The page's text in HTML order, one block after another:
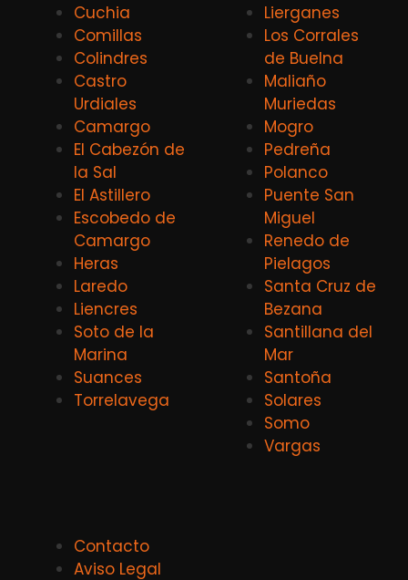
Cuchia
Comillas
Colindres
Castro
Urdiales
Camargo
El Cabezón de
la Sal
El Astillero
Escobedo de
Camargo
Heras
Laredo
Liencres
Soto de la
Marina
Suances
Torrelavega
Lierganes
Los Corrales
de Buelna
Maliaño
Muriedas
Mogro
Pedreña
Polanco
Puente San
Miguel
Renedo de
Pielagos
Santa Cruz de
Bezana
Santillana del
Mar
Santoña
Solares
Somo
Vargas
Contacto
Aviso Legal